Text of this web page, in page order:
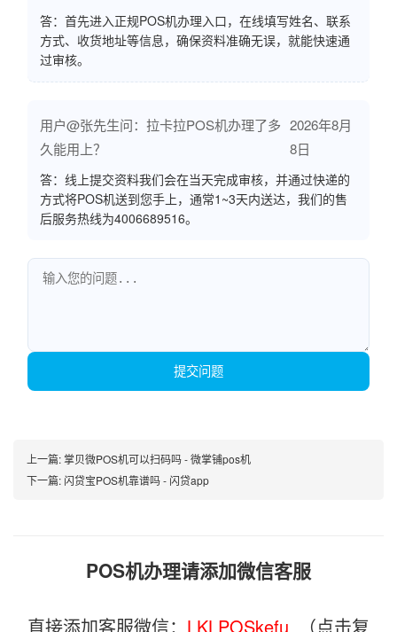
答：首先进入正规POS机办理入口，在线填写姓名、联系
方式、收货地址等信息，确保资料准确无误，就能快速通
过审核。
用户@张先生问：拉卡拉POS机办理了多
久能用上？
2026年8月
8日
答：线上提交资料我们会在当天完成审核，并通过快递的
方式将POS机送到您手上，通常1~3天内送达，我们的售
后服务热线为4006689516。
提交问题
上一篇:掌贝微POS机可以扫码吗 - 微掌铺pos机
下一篇: 闪贷宝POS机靠谱吗 - 闪贷app
POS机办理请添加微信客服
直接添加客服微信： LKLPOSkefu_ （点击复